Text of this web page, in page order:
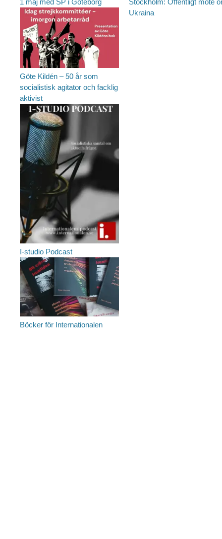
inlägg:
Stockholm: Offentligt möte
Ukraina
Göte Kildén – 50 år som
socialistisk agitator och facklig
aktivist
I-studio Podcast
Böcker för Internationalen